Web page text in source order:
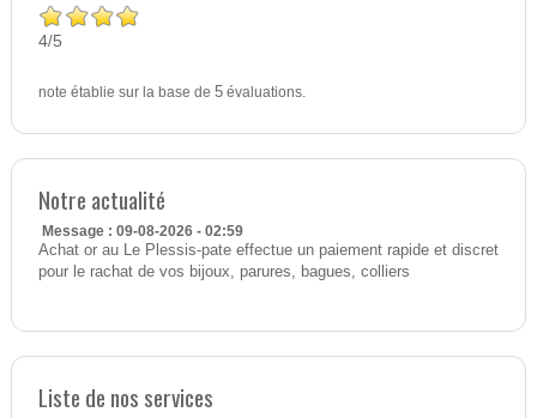
4/5
note établie sur la base de 5évaluations.
Notre actualité
Message : 09-08-2026 - 02:59
Achat or au Le Plessis-pate effectue un paiement rapide et discret
pour le rachat de vos bijoux, parures, bagues, colliers
Liste de nos services